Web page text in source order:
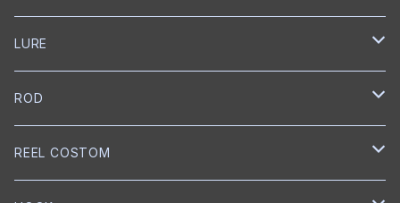
LURE
NORIES
トップウォーター
クランクベイト
mibro
ROD
NORIES
REEL COSTOM